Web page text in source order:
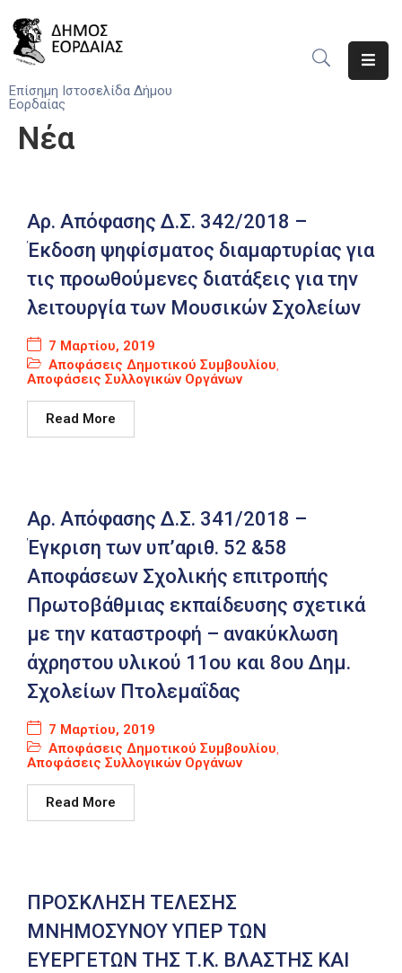
Επίσημη Ιστοσελίδα Δήμου
Εορδαίας
Δήμος
Υπηρεσίες
Του
Προσκλήσεις
Αποφάσεις
Τηλέφωνα
Καιρός
Νέα
Αρ. Απόφασης Δ.Σ. 342/2018 –
Έκδοση ψηφίσματος διαμαρτυρίας για
τις προωθούμενες διατάξεις για την
λειτουργία των Μουσικών Σχολείων
7 Μαρτίου, 2019
Αποφάσεις Δημοτικού Συμβουλίου,
Αποφάσεις Συλλογικών Οργάνων
Read More
Αρ. Απόφασης Δ.Σ. 341/2018 –
Έγκριση των υπ’αριθ. 52 &58
Αποφάσεων Σχολικής επιτροπής
Πρωτοβάθμιας εκπαίδευσης σχετικά
με την καταστροφή – ανακύκλωση
άχρηστου υλικού 11ου και 8ου Δημ.
Σχολείων Πτολεμαΐδας
7 Μαρτίου, 2019
Αποφάσεις Δημοτικού Συμβουλίου,
Αποφάσεις Συλλογικών Οργάνων
Read More
ΠΡΟΣΚΛΗΣΗ ΤΕΛΕΣΗΣ
ΜΝΗΜΟΣΥΝΟΥ ΥΠΕΡ ΤΩΝ
ΕΥΕΡΓΕΤΩΝ ΤΗΣ Τ.Κ. ΒΛΑΣΤΗΣ ΚΑΙ